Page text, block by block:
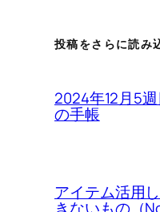
投稿をさらに読み
2024年12月5
の手帳
アイテム活用